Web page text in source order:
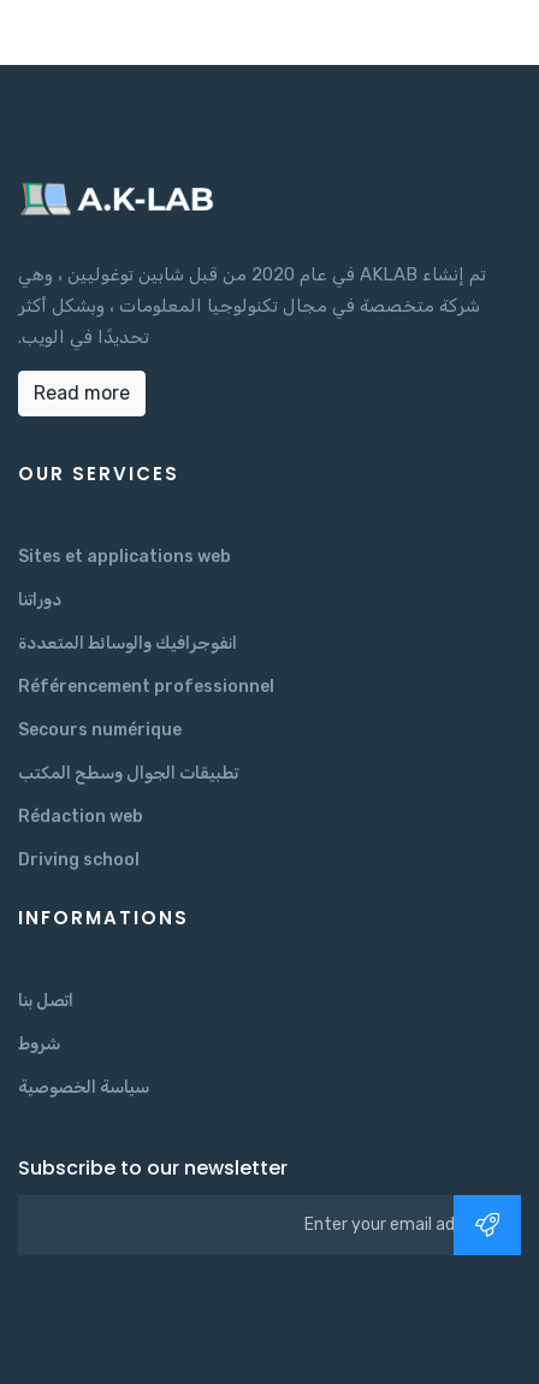
تم إنشاء AKLAB في عام 2020 من قبل شابين توغوليين ، وهي
شركة متخصصة في مجال تكنولوجيا المعلومات ، وبشكل أكثر
تحديدًا في الويب.
Read more
OUR SERVICES
Sites et applications web
دوراتنا
انفوجرافيك والوسائط المتعددة
Référencement professionnel
Secours numérique
تطبيقات الجوال وسطح المكتب
Rédaction web
Driving school
INFORMATIONS
اتصل بنا
شروط
سياسة الخصوصية
Subscribe to our newsletter